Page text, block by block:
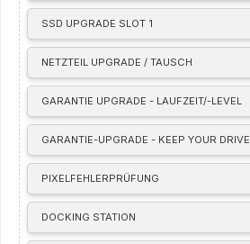
SSD UPGRADE SLOT 1
NETZTEIL UPGRADE / TAUSCH
GARANTIE UPGRADE - LAUFZEIT/-LEVEL
GARANTIE-UPGRADE - KEEP YOUR DRIVE
PIXELFEHLERPRÜFUNG
DOCKING STATION